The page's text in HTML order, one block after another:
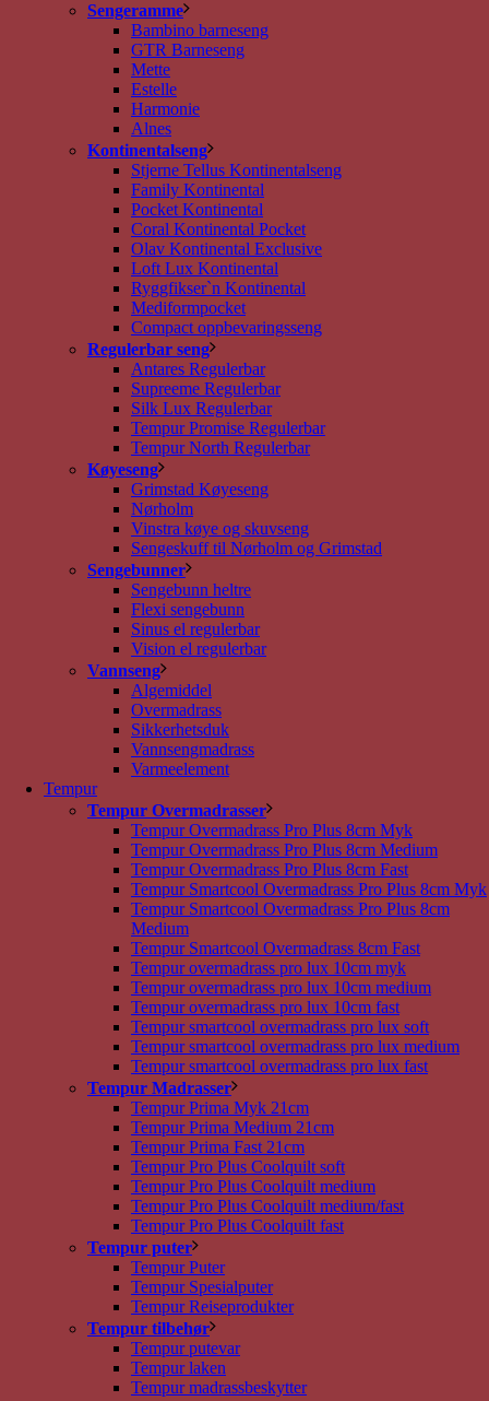
Sengeramme
Bambino barneseng
GTR Barneseng
Mette
Estelle
Harmonie
Alnes
Kontinentalseng
Stjerne Tellus Kontinentalseng
Family Kontinental
Pocket Kontinental
Coral Kontinental Pocket
Olav Kontinental Exclusive
Loft Lux Kontinental
Ryggfikser`n Kontinental
Mediformpocket
Compact oppbevaringsseng
Regulerbar seng
Antares Regulerbar
Supreeme Regulerbar
Silk Lux Regulerbar
Tempur Promise Regulerbar
Tempur North Regulerbar
Køyeseng
Grimstad Køyeseng
Nørholm
Vinstra køye og skuvseng
Sengeskuff til Nørholm og Grimstad
Sengebunner
Sengebunn heltre
Flexi sengebunn
Sinus el regulerbar
Vision el regulerbar
Vannseng
Algemiddel
Overmadrass
Sikkerhetsduk
Vannsengmadrass
Varmeelement
Tempur
Tempur Overmadrasser
Tempur Overmadrass Pro Plus 8cm Myk
Tempur Overmadrass Pro Plus 8cm Medium
Tempur Overmadrass Pro Plus 8cm Fast
Tempur Smartcool Overmadrass Pro Plus 8cm Myk
Tempur Smartcool Overmadrass Pro Plus 8cm
Medium
Tempur Smartcool Overmadrass 8cm Fast
Tempur overmadrass pro lux 10cm myk
Tempur overmadrass pro lux 10cm medium
Tempur overmadrass pro lux 10cm fast
Tempur smartcool overmadrass pro lux soft
Tempur smartcool overmadrass pro lux medium
Tempur smartcool overmadrass pro lux fast
Tempur Madrasser
Tempur Prima Myk 21cm
Tempur Prima Medium 21cm
Tempur Prima Fast 21cm
Tempur Pro Plus Coolquilt soft
Tempur Pro Plus Coolquilt medium
Tempur Pro Plus Coolquilt medium/fast
Tempur Pro Plus Coolquilt fast
Tempur puter
Tempur Puter
Tempur Spesialputer
Tempur Reiseprodukter
Tempur tilbehør
Tempur putevar
Tempur laken
Tempur madrassbeskytter